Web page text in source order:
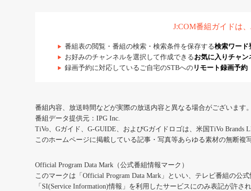
J:COM番組ガイドは
番組表の閲覧・番組の検索・検索条件を保存する検索ワード
お好みのチャンネルを選択して作成できる お気に入りチャン
録画予約に対応しているご自宅のSTBへの リモート録画予約
番組内容、放送時間などが実際の放送内容と異なる場合がございます。
番組データ提供元：IPG Inc.
TiVo、Gガイド、G-GUIDE、およびGガイドロゴは、米国TiVo
このホームページに掲載している記事・写真等あらゆる素材の無断複
Official Program Data Mark（公式番組情報マーク）
このマークは「Official Program Data Mark」といい、テレビ番組の公
「SI(Service Information)情報」を利用したサービスにのみ表記が許さ